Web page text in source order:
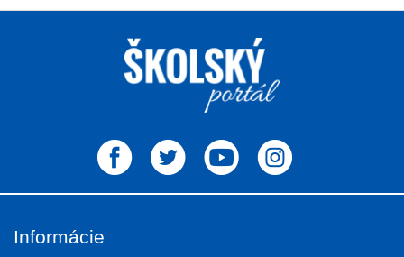
Informácie